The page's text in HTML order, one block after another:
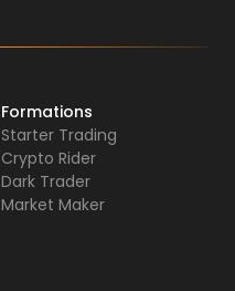
Formations
Starter Trading
Crypto Rider
Dark Trader
Market Maker